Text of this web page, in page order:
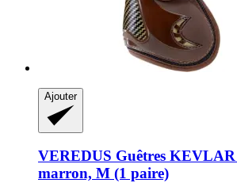
Ajouter
VEREDUS Guêtres
marron, M (1 paire)